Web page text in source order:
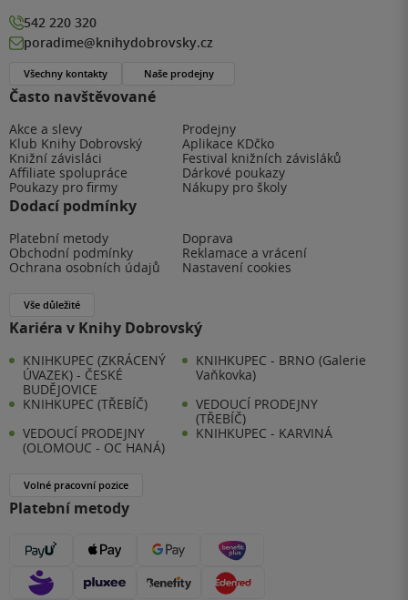
Často navštěvované
Akce a slevy
Prodejny
Klub Knihy Dobrovský
Aplikace KDčko
Knižní závisláci
Festival knižních závisláků
Affiliate spolupráce
Dárkové poukazy
Poukazy pro firmy
Nákupy pro školy
Dodací podmínky
Platební metody
Doprava
Obchodní podmínky
Reklamace a vrácení
Ochrana osobních údajů
Nastavení cookies
Vše důležité
Kariéra v Knihy Dobrovský
KNIHKUPEC (ZKRÁCENÝ
ÚVAZEK) - ČESKÉ
BUDĚJOVICE
KNIHKUPEC - BRNO (Galerie
Vaňkovka)
KNIHKUPEC (TŘEBÍČ)
VEDOUCÍ PRODEJNY
(TŘEBÍČ)
VEDOUCÍ PRODEJNY
(OLOMOUC - OC HANÁ)
KNIHKUPEC - KARVINÁ
Volné pracovní pozice
Platební metody
542 220 320
poradime@knihydobrovsky.cz
Všechny kontakty Naše prodejny